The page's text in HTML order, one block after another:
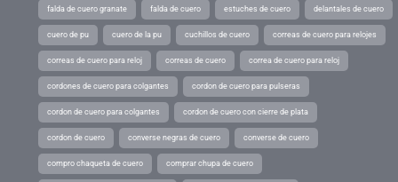
falda de cuero granate falda de cuero estuches de cuero delantales de cuero
cuero de pu cuero de la pu cuchillos de cuero correas de cuero para relojes
correas de cuero para reloj correas de cuero correa de cuero para reloj
cordones de cuero para colgantes cordon de cuero para pulseras
cordon de cuero para colgantes cordon de cuero con cierre de plata
cordon de cuero converse negras de cuero converse de cuero
compro chaqueta de cuero comprar chupa de cuero